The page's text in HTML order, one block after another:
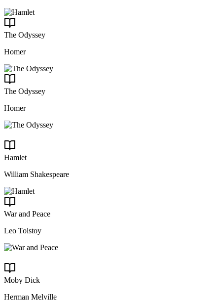
The Odyssey
Homer
The Odyssey
Homer
Hamlet
William Shakespeare
War and Peace
Leo Tolstoy
Moby Dick
Herman Melville